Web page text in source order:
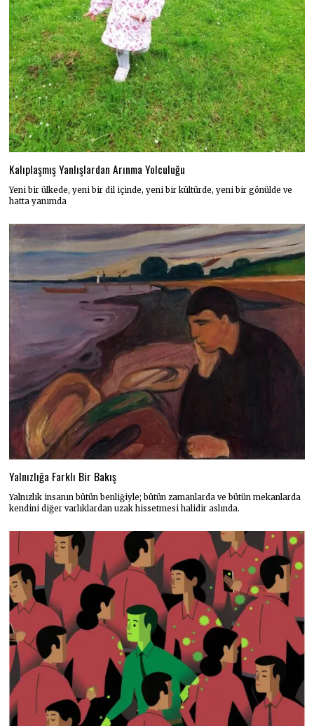
Kalıplaşmış Yanlışlardan Arınma Yolculuğu
Yeni bir ülkede, yeni bir dil içinde, yeni bir kültürde, yeni bir gönülde ve
hatta yanımda
Yalnızlığa Farklı Bir Bakış
Yalnızlık insanın bütün benliğiyle; bütün zamanlarda ve bütün mekanlarda
kendini diğer varlıklardan uzak hissetmesi halidir aslında.